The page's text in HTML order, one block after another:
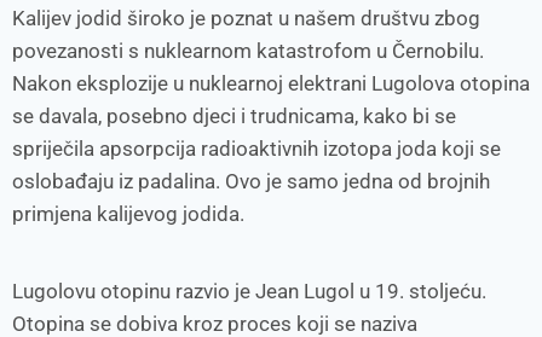
Kalijev jodid široko je poznat u našem društvu zbog
povezanosti s nuklearnom katastrofom u Černobilu.
Nakon eksplozije u nuklearnoj elektrani Lugolova otopina
se davala, posebno djeci i trudnicama, kako bi se
spriječila apsorpcija radioaktivnih izotopa joda koji se
oslobađaju iz padalina. Ovo je samo jedna od brojnih
primjena kalijevog jodida.
Lugolovu otopinu razvio je Jean Lugol u 19. stoljeću.
Otopina se dobiva kroz proces koji se naziva